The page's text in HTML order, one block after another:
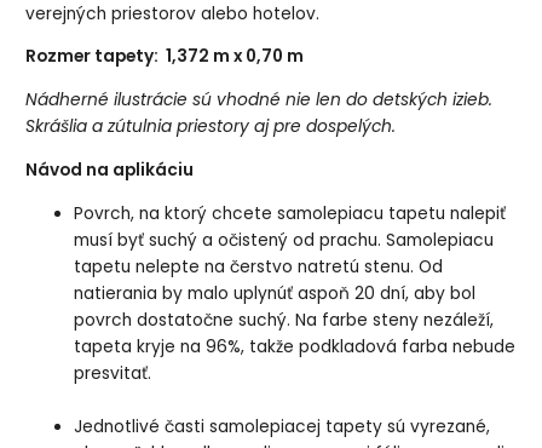
verejných priestorov alebo hotelov.
Rozmer tapety: 1,372 m x 0,70 m
Nádherné ilustrácie sú vhodné nie len do detských izieb.
Skrášlia a zútulnia priestory aj pre dospelých.
Návod na aplikáciu
Povrch, na ktorý chcete samolepiacu tapetu nalepiť
musí byť suchý a očistený od prachu. Samolepiacu
tapetu nelepte na čerstvo natretú stenu. Od
natierania by malo uplynúť aspoň 20 dní, aby bol
povrch dostatočne suchý. Na farbe steny nezáleží,
tapeta kryje na 96%, takže podkladová farba nebude
presvitať.
Jednotlivé časti samolepiacej tapety sú vyrezané,